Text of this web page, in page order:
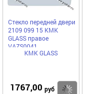
Стекло передней двери
2109 099 15 КМК
GLASS правое
VAZS0041
КМК GLASS
1767,00 руб